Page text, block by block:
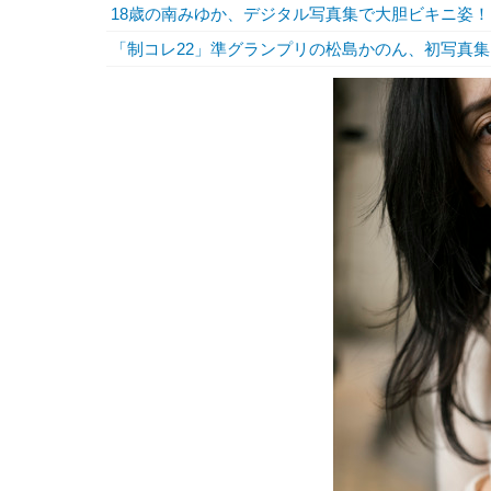
18歳の南みゆか、デジタル写真集で大胆ビキニ姿！
「制コレ22」準グランプリの松島かのん、初写真